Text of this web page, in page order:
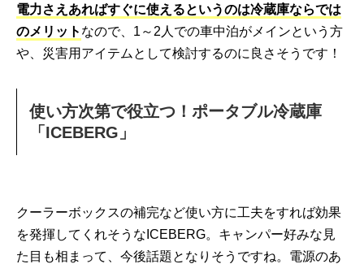
電力さえあればすぐに使えるというのは冷蔵庫ならでは
のメリット なので、1～2人での車中泊がメインという方
や、災害用アイテムとして検討するのに良さそうです！
使い方次第で役立つ！ポータブル冷蔵庫
「ICEBERG」
クーラーボックスの補完など使い方に工夫をすれば効果
を発揮してくれそうなICEBERG。キャンパー好みな見
た目も相まって、今後話題となりそうですね。電源のあ